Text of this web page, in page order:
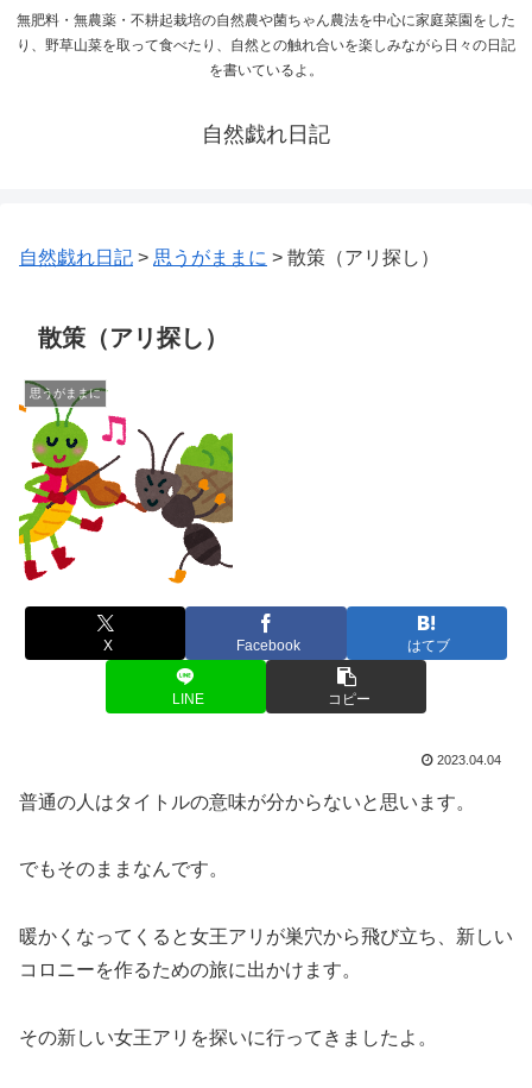
無肥料・無農薬・不耕起栽培の自然農や菌ちゃん農法を中心に家庭菜園をした
り、野草山菜を取って食べたり、自然との触れ合いを楽しみながら日々の日記
を書いているよ。
自然戯れ日記
自然戯れ日記 > 思うがままに > 散策（アリ探し）
散策（アリ探し）
思うがままに
X Facebook はてブ
LINE コピー
2023.04.04
普通の人はタイトルの意味が分からないと思います。
でもそのままなんです。
暖かくなってくると女王アリが巣穴から飛び立ち、新しい
コロニーを作るための旅に出かけます。
その新しい女王アリを探いに行ってきましたよ。